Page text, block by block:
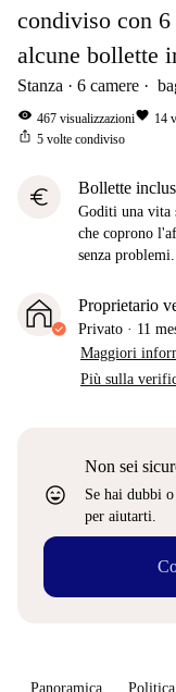
condiviso con 6
alcune bollette
Stanza 6 camere
visibility 467 visualizzazionifavorite 14
ios_share 5 volte condiviso
euro Bollette
Goditi una vita
che coprono
senza problemi.
Proprietario
Privato · 11
Maggiori
Più sulla
sentiment_very_satisfied
Non sei
Se hai dubbi
per aiutarti.
Panoramica